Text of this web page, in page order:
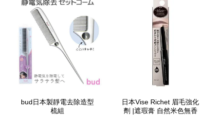
bud日本製靜電去除造型
梳組
日本Vise Richet 眉毛強化
劑 |遮瑕膏 自然米色無香